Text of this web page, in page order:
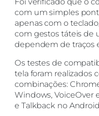
com um simples
apenas com o
com gestos táteis de
dependem de traços
Os testes de
tela foram realizados
combinações:
Windows, VoiceOver
e Talkback no